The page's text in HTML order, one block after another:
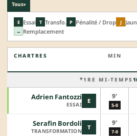
Tous▾
E Essai T Transfo. P Pénalité / Drop J
↔ Remplacement
CHARTRES MIN
1RE MI-TEMPS
E
Adrien Fantozzi
ESSAI
9'
5-0
T
Serafin Bordoli
TRANSFORMATION
9'
7-0